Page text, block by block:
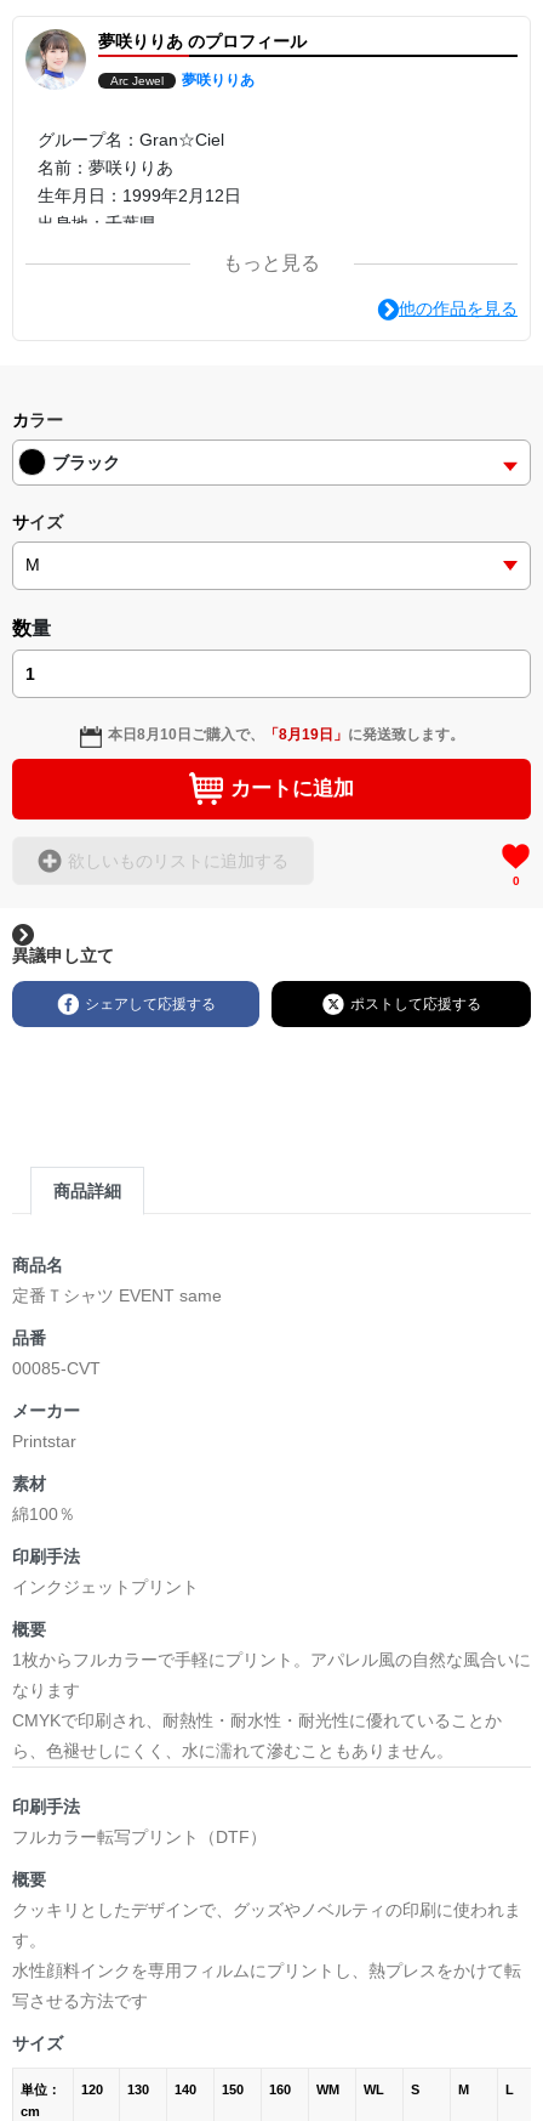
夢咲りりあ のプロフィール
Arc Jewel 夢咲りりあ
グループ名：Gran☆Ciel
名前：夢咲りりあ
生年月日：1999年2月12日
出身地：千葉県
もっと見る
他の作品を見る
カラー
ブラック
サイズ
数量
本日8月10日 ご購入で、 「8月19日 」 に発送致します。
カートに追加
欲しいものリストに追加する
0
異議申し立て
シェアして応援する ポストして応援する
商品詳細
商品名
定番Ｔシャツ EVENT same
品番
00085-CVT
メーカー
Printstar
素材
綿100％
印刷手法
インクジェットプリント
概要
1枚からフルカラーで手軽にプリント。アパレル風の自然な風合いに
なります
CMYKで印刷され、耐熱性・耐水性・耐光性に優れていることか
ら、色褪せしにくく、水に濡れて滲むこともありません。
印刷手法
フルカラー転写プリント（DTF）
概要
クッキリとしたデザインで、グッズやノベルティの印刷に使われま
す。
水性顔料インクを専用フィルムにプリントし、熱プレスをかけて転
写させる方法です
サイズ
単位：
cm
120 130 140 150 160 WM WL S M L